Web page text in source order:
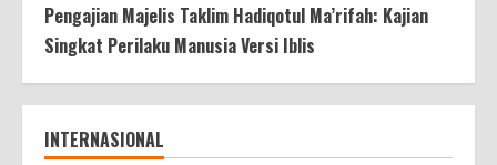
Pengajian Majelis Taklim Hadiqotul Ma’rifah: Kajian
Singkat Perilaku Manusia Versi Iblis
INTERNASIONAL